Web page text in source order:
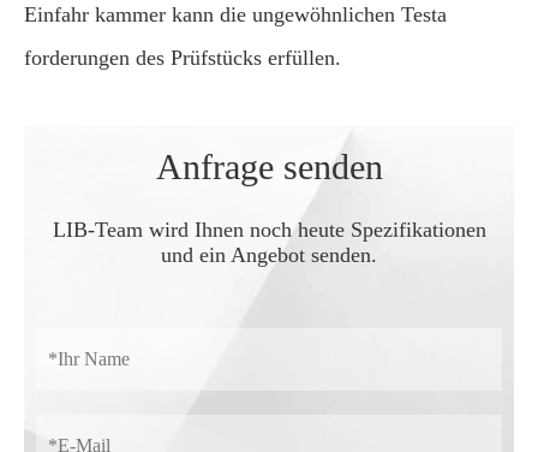
Einfahr kammer kann die ungewöhnlichen Testa
forderungen des Prüfstücks erfüllen.
Anfrage senden
LIB-Team wird Ihnen noch heute Spezifikationen
und ein Angebot senden.